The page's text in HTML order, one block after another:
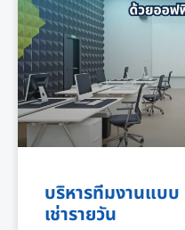
บริหารทีมงานแบ
เช่ารายวัน